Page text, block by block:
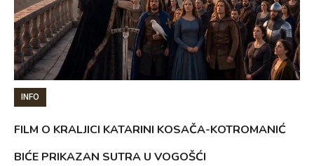
INFO
FILM O KRALJICI KATARINI KOSAČA-KOTROMANIĆ
BIĆE PRIKAZAN SUTRA U VOGOŠĆI